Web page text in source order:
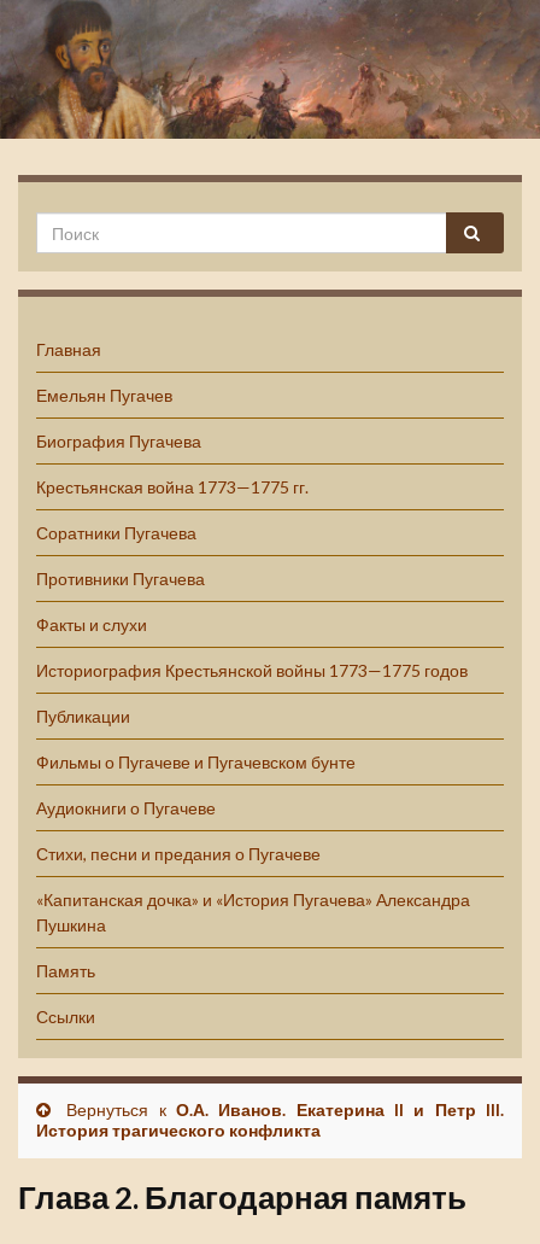
Емельян Пугачев
Главная
Емельян Пугачев
Биография Пугачева
Крестьянская война 1773—1775 гг.
Соратники Пугачева
Противники Пугачева
Факты и слухи
Историография Крестьянской войны 1773—1775 годов
Публикации
Фильмы о Пугачеве и Пугачевском бунте
Аудиокниги о Пугачеве
Стихи, песни и предания о Пугачеве
«Капитанская дочка» и «История Пугачева» Александра
Пушкина
Память
Ссылки
Вернуться к О.А. Иванов. Екатерина II и Петр III.
История трагического конфликта
Глава 2. Благодарная память